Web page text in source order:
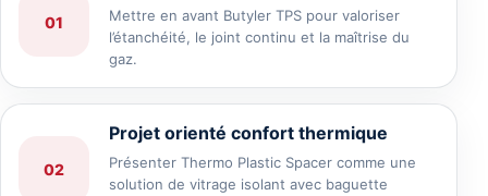
01
Mettre en avant Butyler TPS pour valoriser
l’étanchéité, le joint continu et la maîtrise du
gaz.
02
Projet orienté confort thermique
Présenter Thermo Plastic Spacer comme une
solution de vitrage isolant avec baguette